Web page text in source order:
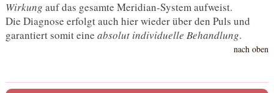
Wirkung auf das gesamte Meridian-System aufweist.
Die Diagnose erfolgt auch hier wieder über den Puls und
garantiert somit eine absolut individuelle Behandlung.
nach oben